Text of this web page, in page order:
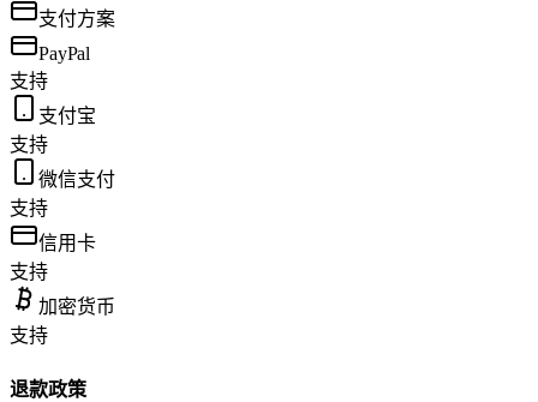
支付方案
PayPal
支持
支付宝
支持
微信支付
支持
信用卡
支持
加密货币
支持
退款政策